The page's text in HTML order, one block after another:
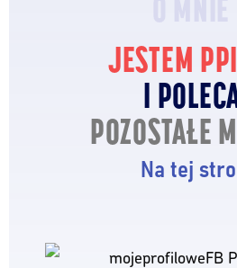
JESTEM
I
POZOSTAŁE
Na tej